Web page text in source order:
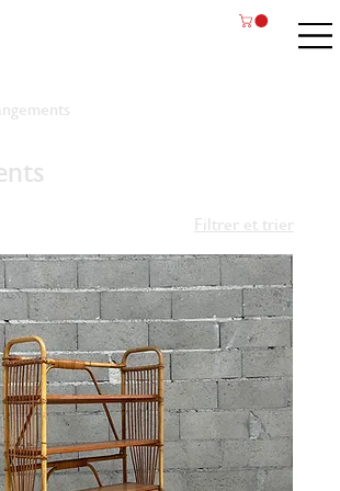
Filtrer et trier